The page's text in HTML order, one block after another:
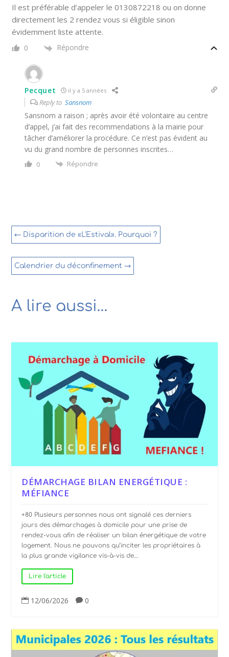
Il est préférable d’appeler le 0130872218 ou on donne
directement les 2 rendez vous si éligible sinon
évidemment liste attente.
0 Répondre
Pecquet il y a 5 années
Reply toSansnom
Sansnom a raison ; après avoir été volontaire au centre
d’appel, j’ai fait des recommendations à la mairie pour
tâcher d’améliorer la procédure. Ce n’est pas évident au
vu du grand nombre de personnes inscrites…
0 Répondre
← Disparition de «L'Estival». Pourquoi ?
Calendrier du déconfinement →
A lire aussi…
DÉMARCHAGE BILAN ENERGÉTIQUE :
MÉFIANCE
+80 Plusieurs personnes nous ont signalé ces derniers
jours des démarchages à domicile pour une prise de
rendez-vous afin de réaliser un bilan énergétique de votre
logement. Nous ne pouvons qu’inciter les propriétaires à
la plus grande vigilance vis-à-vis de...
Lire l'article
 12/06/2026  0